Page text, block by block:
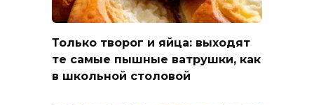
Только творог и яйца: выходят
те самые пышные ватрушки, как
в школьной столовой